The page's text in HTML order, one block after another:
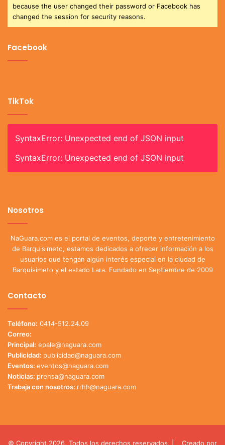
because the user changed their password or Facebook has
changed the session for security reasons.
Facebook
TikTok
SyntaxError: Unexpected end of JSON input
SyntaxError: Unexpected end of JSON input
Nosotros
NaGuara.com es el portal de eventos, deporte y entretenimiento
de Barquisimeto, estamos dedicados a ofrecer información a los
usuarios que tengan algún interés especial en la ciudad de
Barquisimeto y el estado Lara. Fundado en Septiembre de 2009
Contacto
Teléfono: 0414-512.24.09
Correo:
Principal: epale@naguara.com
Publicidad: publicidad@naguara.com
Eventos: eventos@naguara.com
Noticias: prensa@naguara.com
Trabaja con nosotros: rrhh@naguara.com
© Copyright 2026, Todos los derechos reservados | Creado por